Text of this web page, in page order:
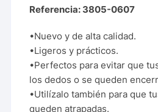
Referencia: 3805-0607
•Nuevo y de alta calidad.
•Ligeros y prácticos.
•Perfectos para evitar que
los dedos o se queden
•Utilízalo también para que
queden atrapadas.